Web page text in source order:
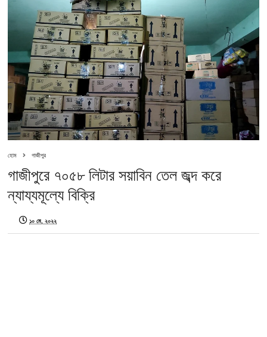
হোম গাজীপুর
গাজীপুরে ৭০৫৮ লিটার সয়াবিন তেল জব্দ করে
ন্যায্যমূল্যে বিক্রি
১০ মে, ২০২২